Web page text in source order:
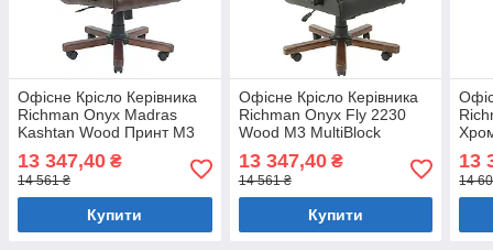
Офісне Крісло Керівника
Richman Onyx Madras
Kashtan Wood Принт М3
MultiBlock Коричневий
13 347,40 ₴
14 561 ₴
Купити
Офісне Крісло Керівника
Richman Onyx Fly 2230
Wood М3 MultiBlock
Чорний
13 347,40₴
14 561 ₴
Купити
13
14